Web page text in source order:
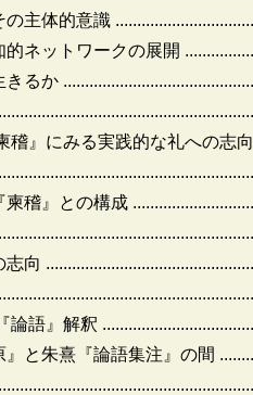
主体的意識
ネットワークの展開
るか
』にみる実践的な礼への志向
稽』との構成
向
語』解釈
朱熹『論語集注』の間